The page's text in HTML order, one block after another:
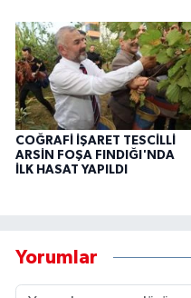
COĞRAFİ İŞARET TESCİLLİ
ARSİN FOŞA FINDIĞI'NDA
İLK HASAT YAPILDI
Yorumlar